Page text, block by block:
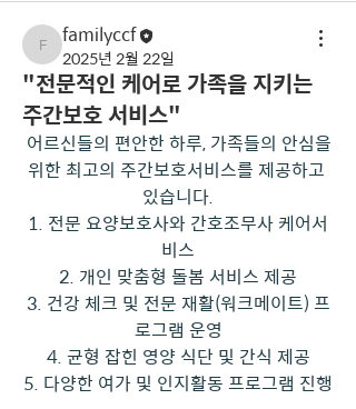
familyccf
familyccf
2025년 2월 22일
"전문적인 케어로 가족을 지키는
주간보호 서비스"
어르신들의 편안한 하루, 가족들의 안심을
위한 최고의 주간보호서비스를 제공하고
있습니다.
1. 전문 요양보호사와 간호조무사 케어서
비스
2. 개인 맞춤형 돌봄 서비스 제공
3. 건강 체크 및 전문 재활(워크메이트) 프
로그램 운영
4. 균형 잡힌 영양 식단 및 간식 제공
5. 다양한 여가 및 인지활동 프로그램 진행